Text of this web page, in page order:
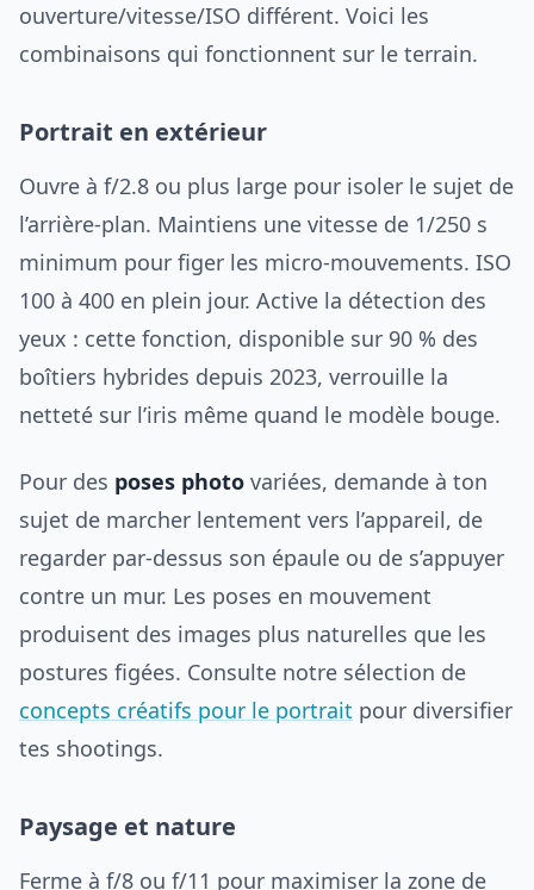
ouverture/vitesse/ISO différent. Voici les
combinaisons qui fonctionnent sur le terrain.
Portrait en extérieur
Ouvre à f/2.8 ou plus large pour isoler le sujet de
l’arrière-plan. Maintiens une vitesse de 1/250 s
minimum pour figer les micro-mouvements. ISO
100 à 400 en plein jour. Active la détection des
yeux : cette fonction, disponible sur 90 % des
boîtiers hybrides depuis 2023, verrouille la
netteté sur l’iris même quand le modèle bouge.
Pour des poses photo variées, demande à ton
sujet de marcher lentement vers l’appareil, de
regarder par-dessus son épaule ou de s’appuyer
contre un mur. Les poses en mouvement
produisent des images plus naturelles que les
postures figées. Consulte notre sélection de
concepts créatifs pour le portrait pour diversifier
tes shootings.
Paysage et nature
Ferme à f/8 ou f/11 pour maximiser la zone de